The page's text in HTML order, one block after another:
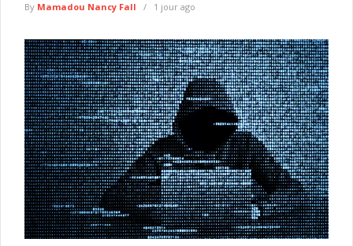
By Mamadou Nancy Fall 1 jour ago